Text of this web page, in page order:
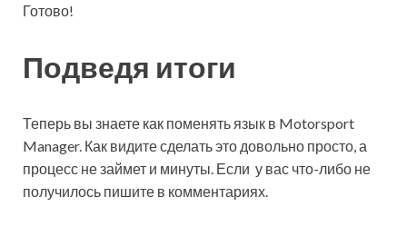
Готово!
Подведя итоги
Теперь вы знаете как поменять язык в Motorsport
Manager. Как видите сделать это довольно просто, а
процесс не займет и минуты. Если у вас что-либо не
получилось пишите в комментариях.